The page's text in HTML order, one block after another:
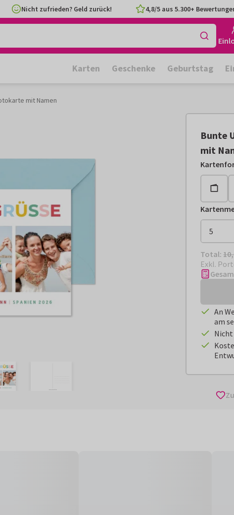
Nicht zufrieden? Geld zurück! 4,8/5 aus 5.300+
Karten Geschenke Geburtstag
mit Namen
Bunte
mit
Total: €
Total:
Exkl.
An
am
Nicht